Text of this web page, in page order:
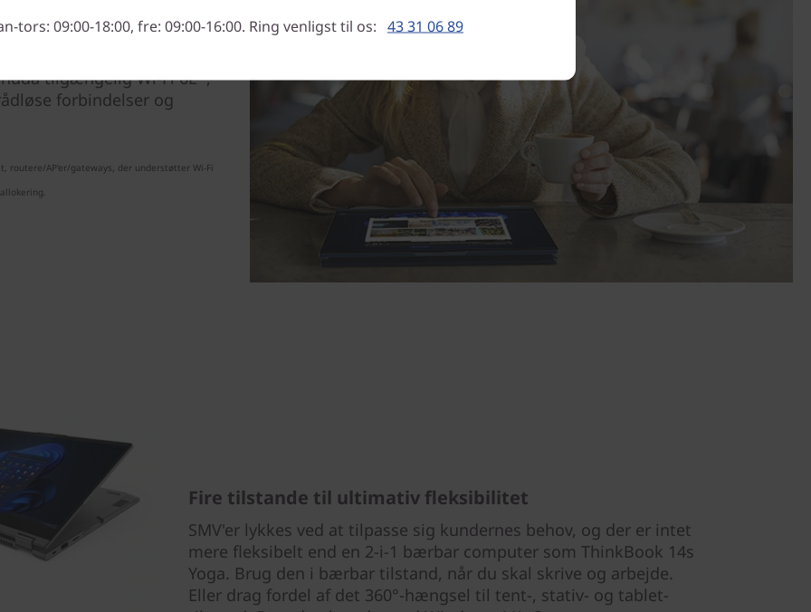
computerkraft og lang
er opgaverne
ydeevne eller effektivitet
tilgængelig Wi-Fi 6E*,
forbindelser og
routere/AP'er/gateways, der understøtter Wi-Fi
Fire tilstande til ultimativ fleksibilitet
SMV'er lykkes ved at tilpasse sig kundernes behov, og der er intet
mere fleksibelt end en 2-i-1 bærbar computer som ThinkBook 14s
Yoga. Brug den i bærbar tilstand, når du skal skrive og arbejde.
Eller drag fordel af det 360°-hængsel til tent-, stativ- og tablet-
tors: 09:00-18:00, fre: 09:00-16:00. Ring venligst til os: 43 31 06 89